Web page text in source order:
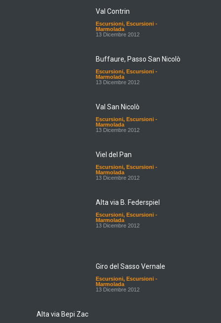
Val Contrin
Escursioni, Escursioni -
Marmolada
13 Dicembre 2012
Buffaure, Passo San Nicolò
Escursioni, Escursioni -
Marmolada
13 Dicembre 2012
Val San Nicolò
Escursioni, Escursioni -
Marmolada
13 Dicembre 2012
Viel del Pan
Escursioni, Escursioni -
Marmolada
13 Dicembre 2012
Alta via B. Federspiel
Escursioni, Escursioni -
Marmolada
13 Dicembre 2012
Giro del Sasso Vernale
Escursioni, Escursioni -
Marmolada
13 Dicembre 2012
Alta via Bepi Zac